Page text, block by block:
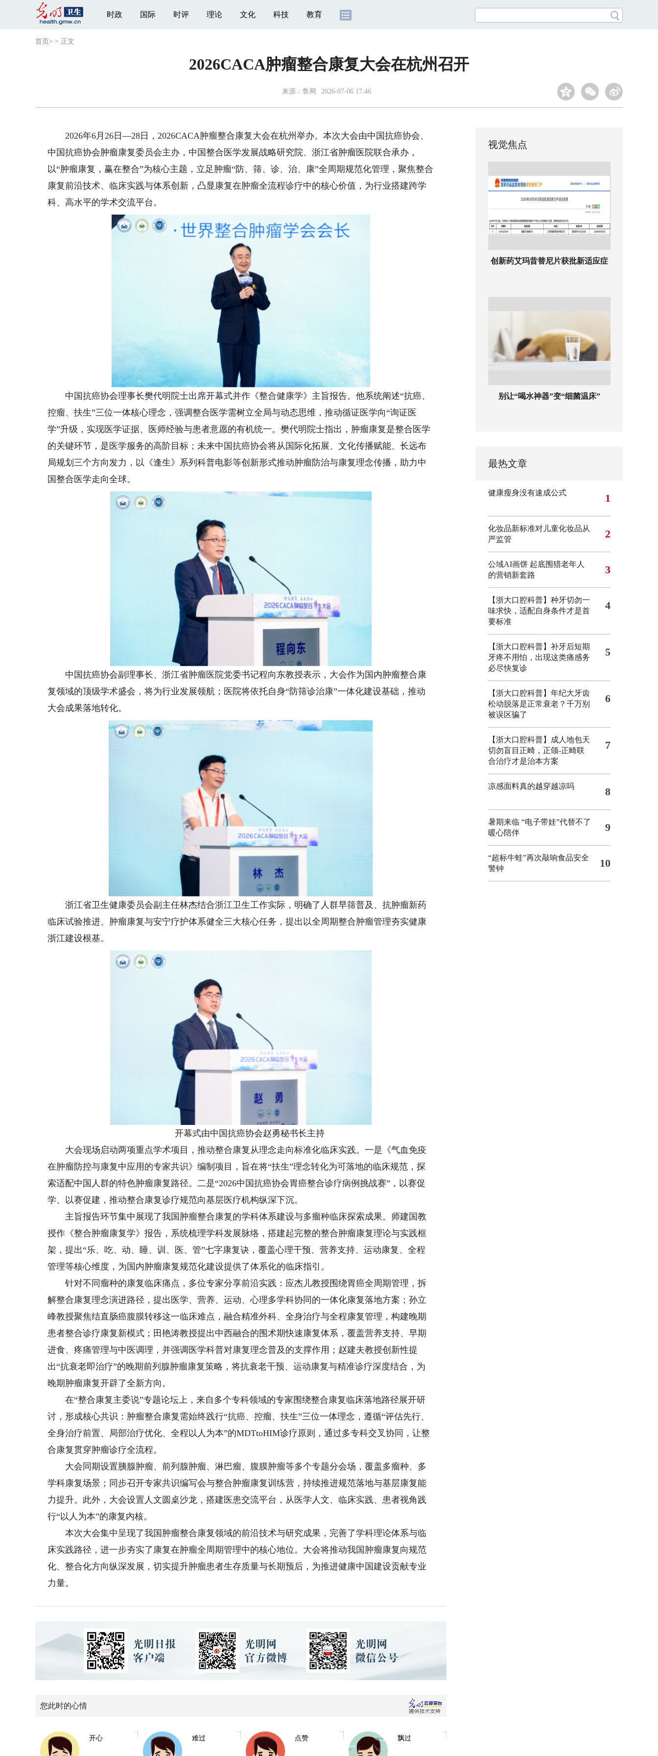
时政 国际 时评 理论 文化 科技 教育
首页 > > 正文
2026CACA肿瘤整合康复大会在杭州召开
来源： 鲁网 2026-07-06 17:46
2026年6月26日—28日，2026CACA肿瘤整合康复大会在杭州举办。本次大会由中国抗癌协会、
中国抗癌协会肿瘤康复委员会主办，中国整合医学发展战略研究院、浙江省肿瘤医院联合承办，
以“肿瘤康复，赢在整合”为核心主题，立足肿瘤“防、筛、诊、治、康”全周期规范化管理，聚焦整合
康复前沿技术、临床实践与体系创新，凸显康复在肿瘤全流程诊疗中的核心价值，为行业搭建跨学
科、高水平的学术交流平台。
中国抗癌协会理事长樊代明院士出席开幕式并作《整合健康学》主旨报告。他系统阐述“抗癌、
控瘤、扶生”三位一体核心理念，强调整合医学需树立全局与动态思维，推动循证医学向“询证医
学”升级，实现医学证据、医师经验与患者意愿的有机统一。樊代明院士指出，肿瘤康复是整合医学
的关键环节，是医学服务的高阶目标；未来中国抗癌协会将从国际化拓展、文化传播赋能、长远布
局规划三个方向发力，以《逢生》系列科普电影等创新形式推动肿瘤防治与康复理念传播，助力中
国整合医学走向全球。
中国抗癌协会副理事长、浙江省肿瘤医院党委书记程向东教授表示，大会作为国内肿瘤整合康
复领域的顶级学术盛会，将为行业发展领航；医院将依托自身“防筛诊治康”一体化建设基础，推动
大会成果落地转化。
浙江省卫生健康委员会副主任林杰结合浙江卫生工作实际，明确了人群早筛普及、抗肿瘤新药
临床试验推进、肿瘤康复与安宁疗护体系健全三大核心任务，提出以全周期整合肿瘤管理夯实健康
浙江建设根基。
开幕式由中国抗癌协会赵勇秘书长主持
大会现场启动两项重点学术项目，推动整合康复从理念走向标准化临床实践。一是《气血免疫
在肿瘤防控与康复中应用的专家共识》编制项目，旨在将“扶生”理念转化为可落地的临床规范，探
索适配中国人群的特色肿瘤康复路径。二是“2026中国抗癌协会胃癌整合诊疗病例挑战赛”，以赛促
学、以赛促建，推动整合康复诊疗规范向基层医疗机构纵深下沉。
主旨报告环节集中展现了我国肿瘤整合康复的学科体系建设与多瘤种临床探索成果。师建国教
授作《整合肿瘤康复学》报告，系统梳理学科发展脉络，搭建起完整的整合肿瘤康复理论与实践框
架，提出“乐、吃、动、睡、训、医、管”七字康复诀，覆盖心理干预、营养支持、运动康复、全程
管理等核心维度，为国内肿瘤康复规范化建设提供了体系化的临床指引。
针对不同瘤种的康复临床痛点，多位专家分享前沿实践：应杰儿教授围绕胃癌全周期管理，拆
解整合康复理念演进路径，提出医学、营养、运动、心理多学科协同的一体化康复落地方案；孙立
峰教授聚焦结直肠癌腹膜转移这一临床难点，融合精准外科、全身治疗与全程康复管理，构建晚期
患者整合诊疗康复新模式；田艳涛教授提出中西融合的围术期快速康复体系，覆盖营养支持、早期
进食、疼痛管理与中医调理，并强调医学科普对康复理念普及的支撑作用；赵建夫教授创新性提
出“抗衰老即治疗”的晚期前列腺肿瘤康复策略，将抗衰老干预、运动康复与精准诊疗深度结合，为
晚期肿瘤康复开辟了全新方向。
在“整合康复主委说”专题论坛上，来自多个专科领域的专家围绕整合康复临床落地路径展开研
讨，形成核心共识：肿瘤整合康复需始终践行“抗癌、控瘤、扶生”三位一体理念，遵循“评估先行、
全身治疗前置、局部治疗优化、全程以人为本”的MDTtoHIM诊疗原则，通过多专科交叉协同，让整
合康复贯穿肿瘤诊疗全流程。
大会同期设置胰腺肿瘤、前列腺肿瘤、淋巴瘤、腹膜肿瘤等多个专题分会场，覆盖多瘤种、多
学科康复场景；同步召开专家共识编写会与整合肿瘤康复训练营，持续推进规范落地与基层康复能
力提升。此外，大会设置人文圆桌沙龙，搭建医患交流平台，从医学人文、临床实践、患者视角践
行“以人为本”的康复内核。
本次大会集中呈现了我国肿瘤整合康复领域的前沿技术与研究成果，完善了学科理论体系与临
床实践路径，进一步夯实了康复在肿瘤全周期管理中的核心地位。大会将推动我国肿瘤康复向规范
化、整合化方向纵深发展，切实提升肿瘤患者生存质量与长期预后，为推进健康中国建设贡献专业
力量。
您此时的心情
开心 难过 点赞 飘过
视觉焦点
创新药艾玛昔替尼片获批新适应症
别让“喝水神器”变“细菌温床”
最热文章
健康瘦身没有速成公式 1
化妆品新标准对儿童化妆品从
严监管
2
公域AI画饼 起底围猎老年人
的营销新套路
3
【浙大口腔科普】种牙切勿一
味求快，适配自身条件才是首
要标准
4
【浙大口腔科普】补牙后短期
牙疼不用怕，出现这类痛感务
必尽快复诊
5
【浙大口腔科普】年纪大牙齿
松动脱落是正常衰老？千万别
被误区骗了
6
【浙大口腔科普】成人地包天
切勿盲目正畸，正颌‑正畸联
合治疗才是治本方案
7
凉感面料真的越穿越凉吗 8
暑期来临 “电子带娃”代替不了
暖心陪伴
9
“超标牛蛙”再次敲响食品安全
警钟
10